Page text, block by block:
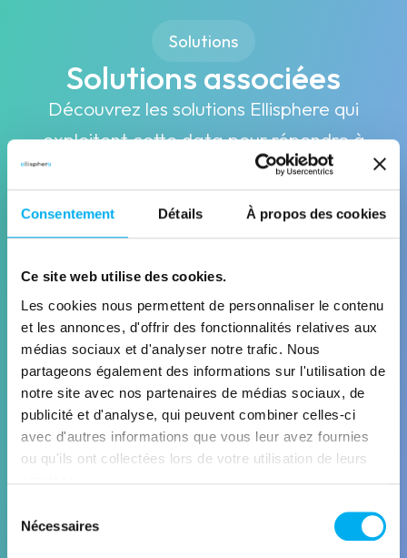
Consentement Détails À propos des cookies
Ce site web utilise des cookies.
Les cookies nous permettent de personnaliser le contenu
et les annonces, d'offrir des fonctionnalités relatives aux
médias sociaux et d'analyser notre trafic. Nous
partageons également des informations sur l'utilisation de
notre site avec nos partenaires de médias sociaux, de
publicité et d'analyse, qui peuvent combiner celles-ci
avec d'autres informations que vous leur avez fournies
ou qu'ils ont collectées lors de votre utilisation de leurs
Nécessaires
Solutions
Solutions associées
Découvrez les solutions Ellisphere qui
exploitent cette data pour répondre à
vos enjeux business
ANALYTICS
Visualisez, analysez et pilotez
Découvrir la solution